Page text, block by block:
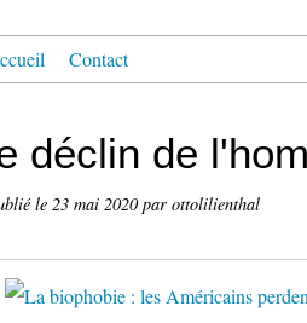
Contact
déclin de
le 23 mai 2020par ottolilienthal